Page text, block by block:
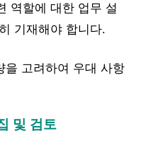
역할에 대한 업무 설
기재해야 합니다.
을 고려하여 우대 사항
및 검토